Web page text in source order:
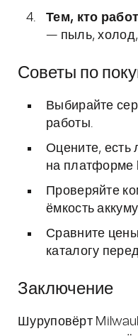
Тем, кто
— пыль, холод,
Советы по
Выбирайте
работы.
Оцените, есть
на платформе
Проверяйте
ёмкость
Сравните
каталогу
Заключение
Шуруповёрт